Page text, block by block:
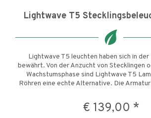
Lightwave T5
Lightwave T5 leuchten haben sich in
bewährt. Von der Anzucht von Stecklingen
Wachstumsphase sind Lightwave T5
Röhren eine echte Alternative. Die
€ 139,00 *